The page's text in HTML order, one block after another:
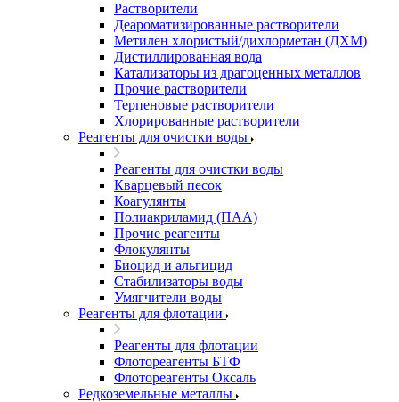
Растворители
Деароматизированные растворители
Метилен хлористый/дихлорметан (ДХМ)
Дистиллированная вода
Катализаторы из драгоценных металлов
Прочие растворители
Терпеновые растворители
Хлорированные растворители
Реагенты для очистки воды
Реагенты для очистки воды
Кварцевый песок
Коагулянты
Полиакриламид (ПАА)
Прочие реагенты
Флокулянты
Биоцид и альгицид
Стабилизаторы воды
Умягчители воды
Реагенты для флотации
Реагенты для флотации
Флотореагенты БТФ
Флотореагенты Оксаль
Редкоземельные металлы